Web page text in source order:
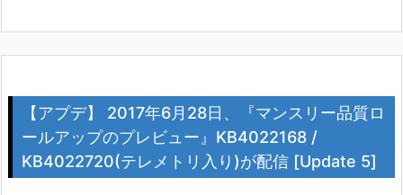
【アプデ】 2017年6月28日、『マンスリー品質ロ
ールアップのプレビュー』KB4022168 /
KB4022720(テレメトリ入り)が配信 [Update 5]